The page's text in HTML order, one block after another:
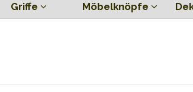
Griffe Möbelknöpfe